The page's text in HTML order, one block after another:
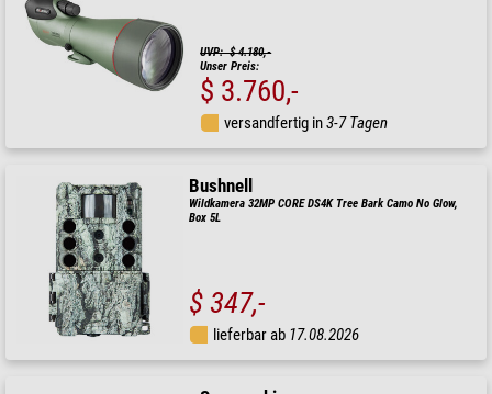
UVP: $ 4.180,-
Unser Preis:
$ 3.760,-
versandfertig in3-7 Tagen
Bushnell
Wildkamera 32MP CORE DS4K Tree Bark Camo No Glow,
Box 5L
$ 347,-
lieferbar ab 17.08.2026